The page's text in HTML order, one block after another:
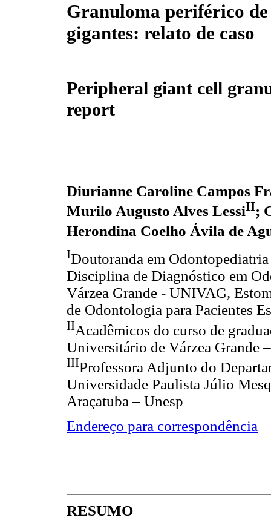
Granuloma periférico de
gigantes: relato de caso
Peripheral giant cell
report
Diurianne Caroline Campos
Murilo Augusto Alves LessiII;
Herondina Coelho Ávila de
IDoutoranda em
Disciplina de Diagnóstico em
Várzea Grande - UNIVAG,
de Odontologia para Pacientes
IIAcadêmicos do curso de
Universitário de Várzea Grande
IIIProfessora Adjunto do
Universidade Paulista Júlio
Araçatuba – Unesp
Endereço para correspondência
RESUMO